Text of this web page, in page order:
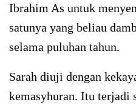
Ibrahim As untuk
satunya yang beliau
selama puluhan tahun.
Sarah diuji dengan
kemasyhuran. Itu terjadi